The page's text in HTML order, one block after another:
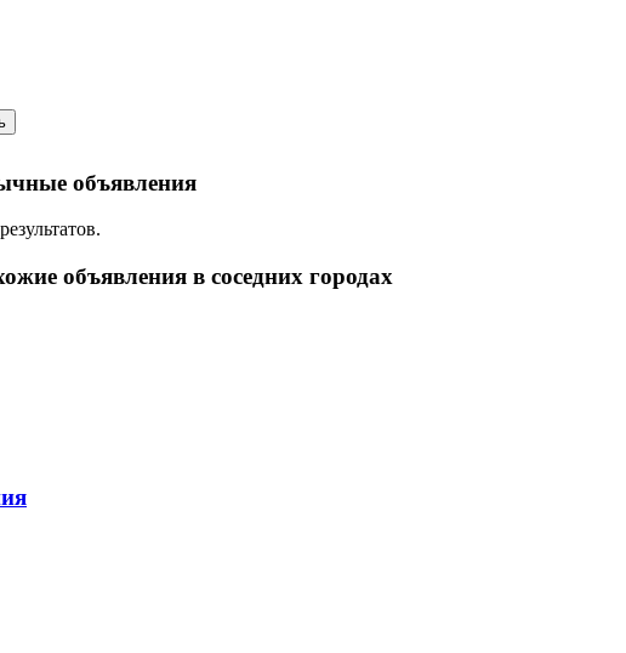
объявления
объявления в соседних городах